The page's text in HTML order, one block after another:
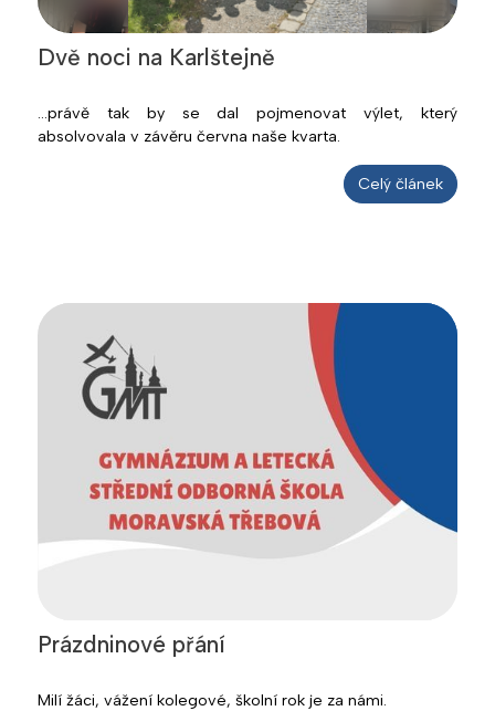
Dvě noci na Karlštejně
...právě tak by se dal pojmenovat výlet, který
absolvovala v závěru června naše kvarta.
Celý článek
Prázdninové přání
Milí žáci, vážení kolegové, školní rok je za námi.